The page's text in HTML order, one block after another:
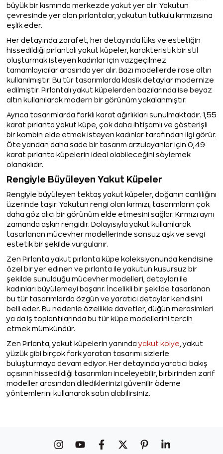
büyük bir kısmında merkezde yakut yer alır. Yakutun
çevresinde yer alan pırlantalar, yakutun tutkulu kırmızısına
eşlik eder.
Her detayında zarafet, her detayında lüks ve estetiğin
hissedildiği pırlantalı yakut küpeler, karakteristik bir stil
oluşturmak isteyen kadınlar için vazgeçilmez
tamamlayıcılar arasında yer alır. Bazı modellerde rose altın
kullanılmıştır. Bu tür tasarımlarda klasik detaylar modernize
edilmiştir. Pırlantalı yakut küpelerden bazılarında ise beyaz
altın kullanılarak modern bir görünüm yakalanmıştır.
Ayrıca tasarımlarda farklı karat ağırlıkları sunulmaktadır. 1,55
karat pırlanta yakut küpe, çok daha ihtişamlı ve gösterişli
bir kombin elde etmek isteyen kadınlar tarafından ilgi görür.
Öte yandan daha sade bir tasarım arzulayanlar için 0,49
karat pırlanta küpelerin ideal olabileceğini söylemek
olanaklıdır.
Rengiyle Büyüleyen Yakut Küpeler
Rengiyle büyüleyen tektaş yakut küpeler, doğanın canlılığını
üzerinde taşır. Yakutun rengi olan kırmızı, tasarımların çok
daha göz alıcı bir görünüm elde etmesini sağlar. Kırmızı aynı
zamanda aşkın rengidir. Dolayısıyla yakut kullanılarak
tasarlanan mücevher modellerinde sonsuz aşk ve sevgi
estetik bir şekilde vurgulanır.
Zen Pırlanta yakut pırlanta küpe koleksiyonunda kendisine
özel bir yer edinen ve pırlanta ile yakutun kusursuz bir
şekilde sunulduğu mücevher modelleri, detayları ile
kadınları büyülemeyi başarır. İncelikli bir şekilde tasarlanan
bu tür tasarımlarda özgün ve yaratıcı detaylar kendisini
belli eder. Bu nedenle özellikle davetler, düğün merasimleri
ya da iş toplantılarında bu tür küpe modellerini tercih
etmek mümkündür.
Zen Pırlanta, yakut küpelerin yanındayakut kolye , yakut
yüzük gibi birçok fark yaratan tasarımı sizlerle
buluşturmaya devam ediyor. Her detayında yaratıcı bakış
açısının hissedildiği tasarımları inceleyebilir, birbirinden zarif
modeller arasından dilediklerinizi güvenilir ödeme
yöntemlerini kullanarak satın alabilirsiniz.